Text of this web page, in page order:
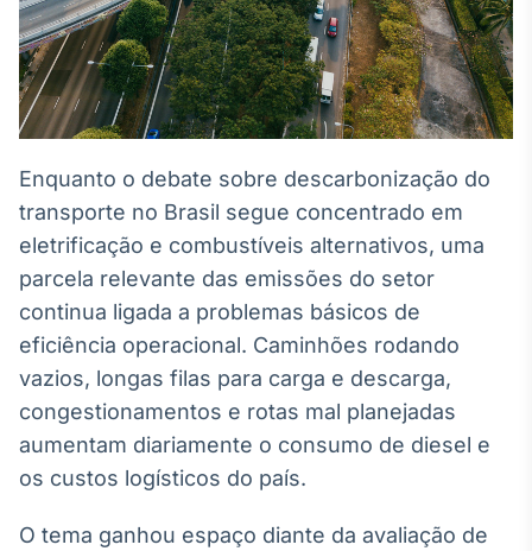
OTC
Plataforma para
negociação de
ativos
Broadcast
Datafeed
APIs para
integração de
conteúdos e
dados
Broadcast
Ticker
Cotações e
notícias
Broadcast
Enquanto o debate sobre descarbonização do
transporte no Brasil segue concentrado em
eletrificação e combustíveis alternativos, uma
parcela relevante das emissões do setor
continua ligada a problemas básicos de
eficiência operacional. Caminhões rodando
vazios, longas filas para carga e descarga,
congestionamentos e rotas mal planejadas
aumentam diariamente o consumo de diesel e
os custos logísticos do país.
O tema ganhou espaço diante da avaliação de